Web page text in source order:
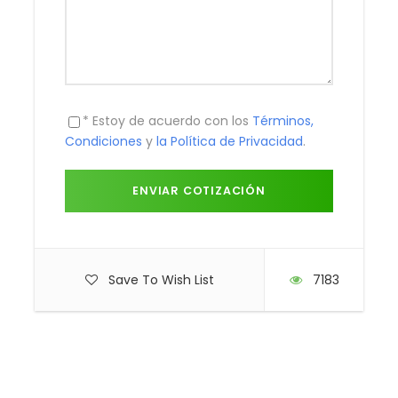
* Estoy de acuerdo con los Términos,
Condiciones y la Política de Privacidad.
Save To Wish List 7183
GALIPÁN NOCTURNO
Incluye: Transporte, entradas a los lugares de
interés, hidratación, snack, Registro fotográfico.
Sitios a visitar: Mirador Anauco Mirador, Vista
Caracas, Pueblo de Galipán, Terrazas, Bares y
Restaurantes.
Incluye: Transporte, entradas a los lugares de
Sitios a visitar: Mirador Anauco, visita Guiada en el